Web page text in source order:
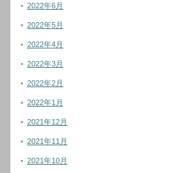
2022年6月
2022年5月
2022年4月
2022年3月
2022年2月
2022年1月
2021年12月
2021年11月
2021年10月